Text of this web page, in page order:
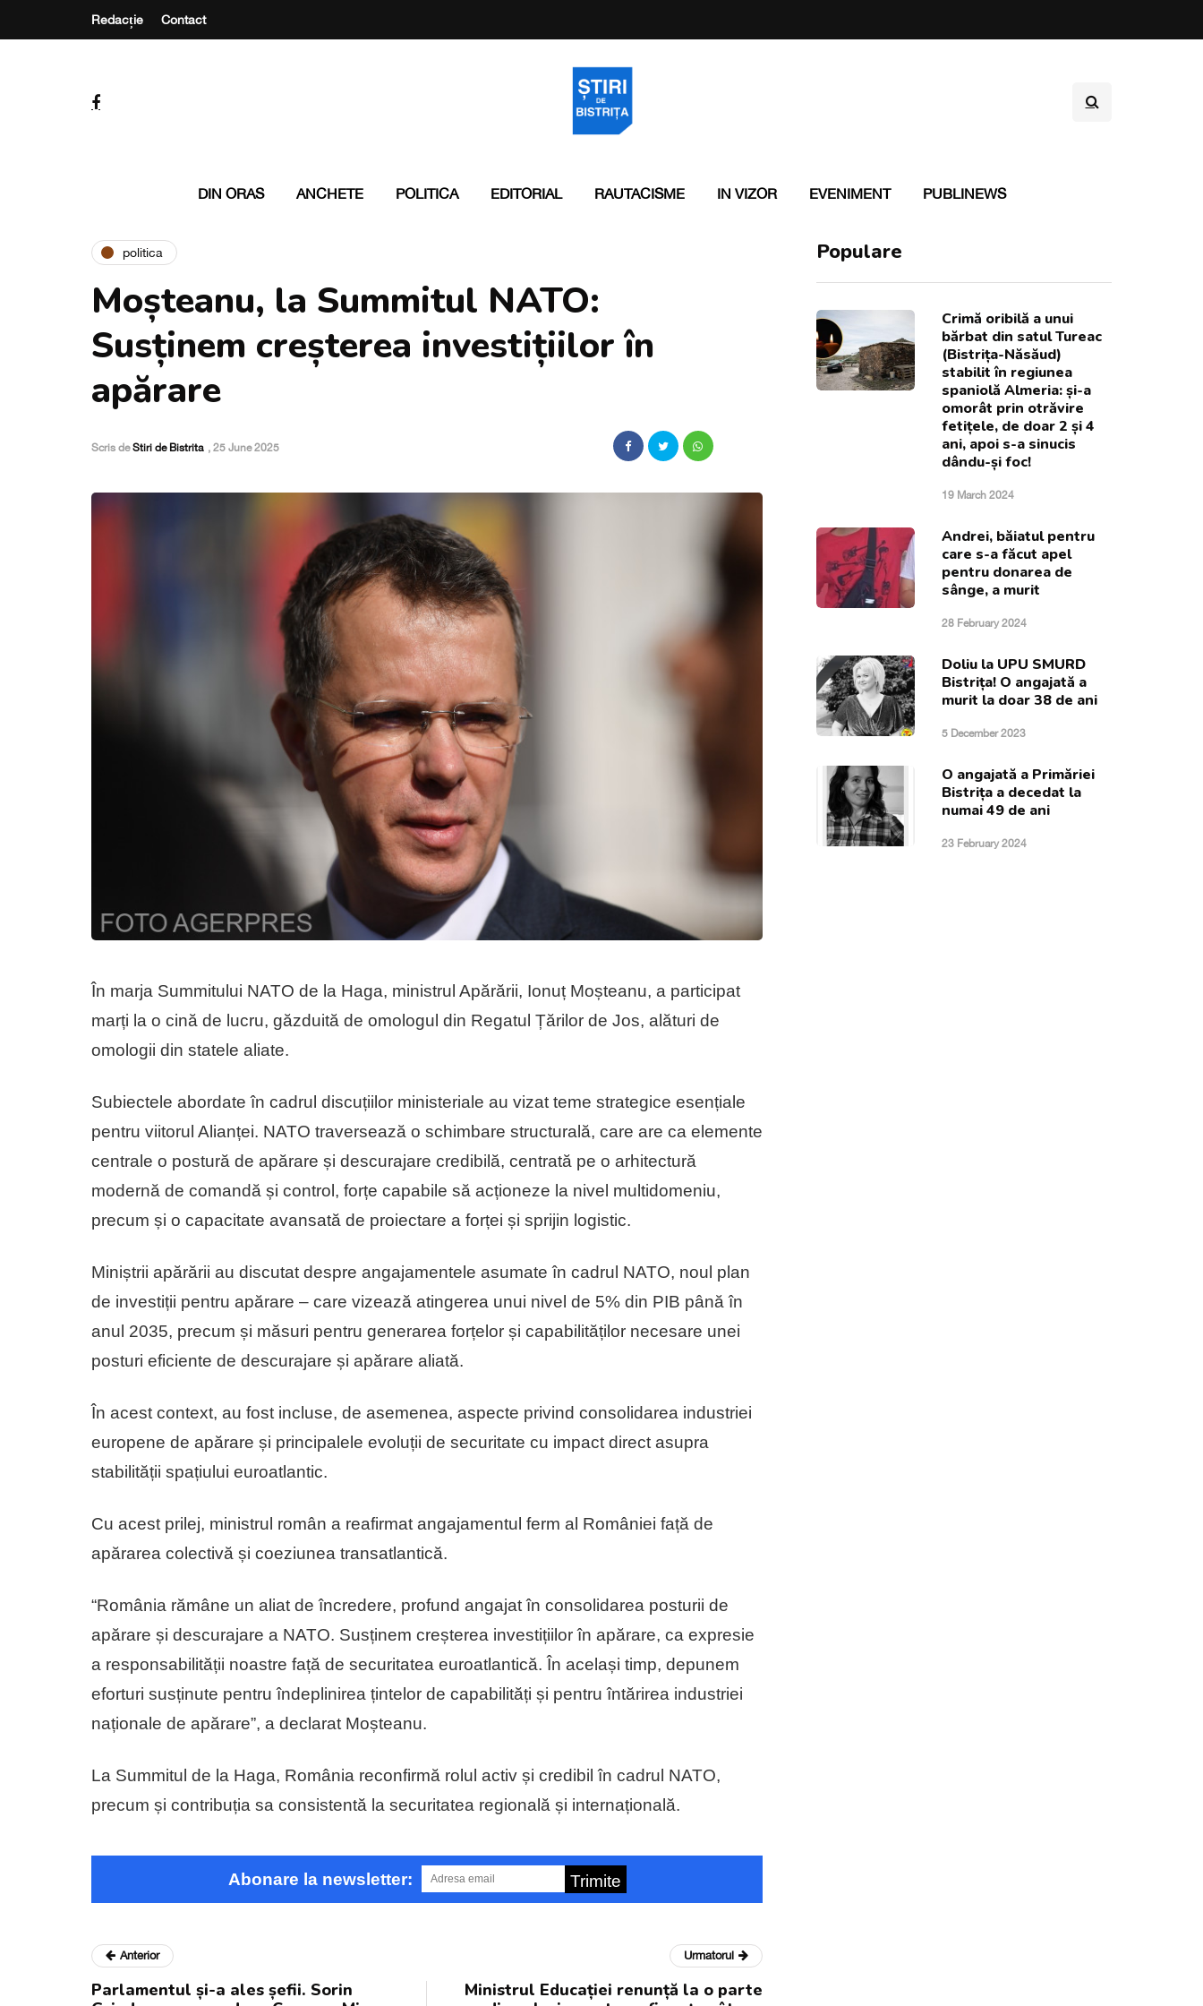
Redacție Contact
DIN ORAS ANCHETE POLITICA EDITORIAL RAUTACISME IN VIZOR EVENIMENT PUBLINEWS
politica
Moșteanu, la Summitul NATO:
Susținem creșterea investițiilor în
apărare
Scris deStiri de Bistrita , 25 June 2025
În marja Summitului NATO de la Haga, ministrul Apărării, Ionuț Moșteanu, a participat
marți la o cină de lucru, găzduită de omologul din Regatul Țărilor de Jos, alături de
omologii din statele aliate.
Subiectele abordate în cadrul discuțiilor ministeriale au vizat teme strategice esențiale
pentru viitorul Alianței. NATO traversează o schimbare structurală, care are ca elemente
centrale o postură de apărare și descurajare credibilă, centrată pe o arhitectură
modernă de comandă și control, forțe capabile să acționeze la nivel multidomeniu,
precum și o capacitate avansată de proiectare a forței și sprijin logistic.
Miniștrii apărării au discutat despre angajamentele asumate în cadrul NATO, noul plan
de investiții pentru apărare – care vizează atingerea unui nivel de 5% din PIB până în
anul 2035, precum și măsuri pentru generarea forțelor și capabilităților necesare unei
posturi eficiente de descurajare și apărare aliată.
În acest context, au fost incluse, de asemenea, aspecte privind consolidarea industriei
europene de apărare și principalele evoluții de securitate cu impact direct asupra
stabilității spațiului euroatlantic.
Cu acest prilej, ministrul român a reafirmat angajamentul ferm al României față de
apărarea colectivă și coeziunea transatlantică.
“România rămâne un aliat de încredere, profund angajat în consolidarea posturii de
apărare și descurajare a NATO. Susținem creșterea investițiilor în apărare, ca expresie
a responsabilității noastre față de securitatea euroatlantică. În același timp, depunem
eforturi susținute pentru îndeplinirea țintelor de capabilități și pentru întărirea industriei
naționale de apărare”, a declarat Moșteanu.
La Summitul de la Haga, România reconfirmă rolul activ și credibil în cadrul NATO,
precum și contribuția sa consistentă la securitatea regională și internațională.
Abonare la newsletter: Trimite
Populare
Crimă oribilă a unui
bărbat din satul Tureac
(Bistrița-Năsăud)
stabilit în regiunea
spaniolă Almeria: și-a
omorât prin otrăvire
fetițele, de doar 2 și 4
ani, apoi s-a sinucis
dându-și foc!
19 March 2024
Andrei, băiatul pentru
care s-a făcut apel
pentru donarea de
sânge, a murit
28 February 2024
Doliu la UPU SMURD
Bistrița! O angajată a
murit la doar 38 de ani
5 December 2023
O angajată a Primăriei
Bistrița a decedat la
numai 49 de ani
23 February 2024
Anterior
Parlamentul și-a ales șefii. Sorin
Urmatorul
Ministrul Educației renunță la o parte